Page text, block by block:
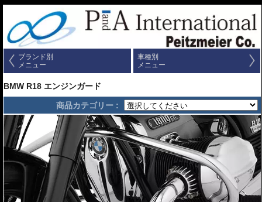
ブランド別
メニュー
車種別
メニュー
BMW R18 エンジンガード
商品カテゴリー :